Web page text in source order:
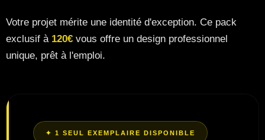
Votre projet mérite une identité d'exception. Ce pack
exclusif à 120€ vous offre un design professionnel
unique, prêt à l'emploi.
✦ 1 SEUL EXEMPLAIRE DISPONIBLE